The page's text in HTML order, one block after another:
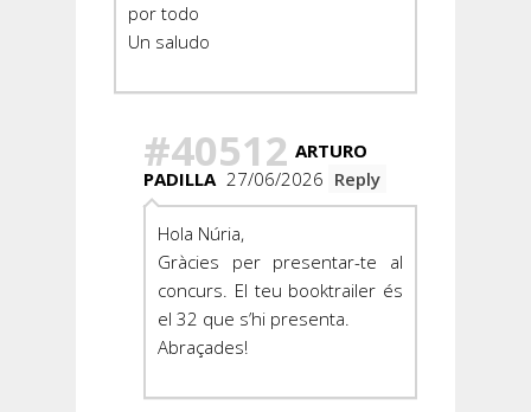
por todo
Un saludo
#40512 ARTURO
PADILLA 27/06/2026 Reply
Hola Núria,
Gràcies per presentar-te al
concurs. El teu booktrailer és
el 32 que s’hi presenta.
Abraçades!